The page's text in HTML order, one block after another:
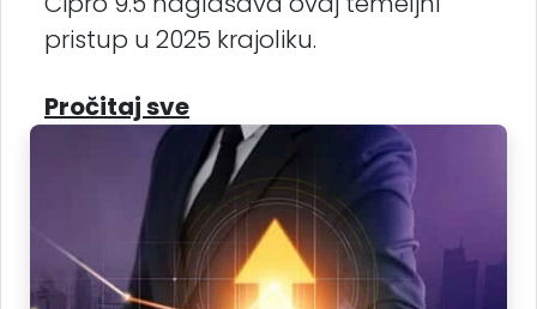
pristup u 2025 krajoliku.
Pročitaj sve